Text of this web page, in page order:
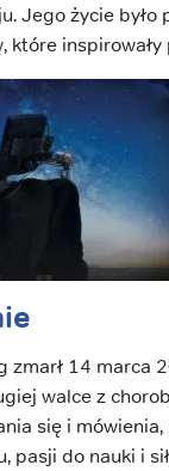
Jego życie było
które inspirowały
zmarł 14 marca
walce z
się i
pasji do nauki i